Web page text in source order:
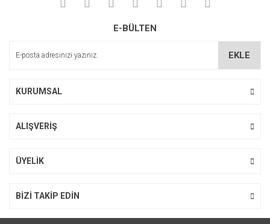
Ürün açıklamasında eksik bilgiler bulunuyor.
E-BÜLTEN
EKLE
KURUMSAL
ALIŞVERİŞ
ÜYELİK
BİZİ TAKİP EDİN